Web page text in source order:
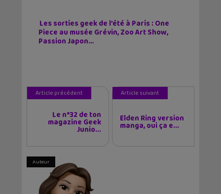
Les sorties geek de l’été à Paris : One
Piece au musée Grévin, Zoo Art Show,
Passion Japon…
Article précédent
Le n°32 de ton
magazine Geek
Junio...
Article suivant
Elden Ring version
manga, oui ça e...
Auteur